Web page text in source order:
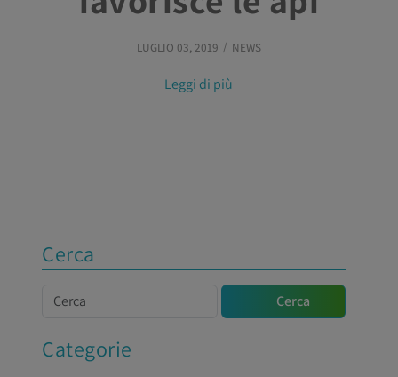
LUGLIO 03, 2019 NEWS
Leggi di più
Cerca
Cerca Cerca
Categorie